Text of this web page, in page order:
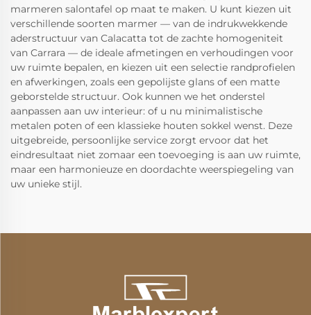
marmeren salontafel op maat te maken. U kunt kiezen uit
verschillende soorten marmer — van de indrukwekkende
aderstructuur van Calacatta tot de zachte homogeniteit
van Carrara — de ideale afmetingen en verhoudingen voor
uw ruimte bepalen, en kiezen uit een selectie randprofielen
en afwerkingen, zoals een gepolijste glans of een matte
geborstelde structuur. Ook kunnen we het onderstel
aanpassen aan uw interieur: of u nu minimalistische
metalen poten of een klassieke houten sokkel wenst. Deze
uitgebreide, persoonlijke service zorgt ervoor dat het
eindresultaat niet zomaar een toevoeging is aan uw ruimte,
maar een harmonieuze en doordachte weerspiegeling van
uw unieke stijl.